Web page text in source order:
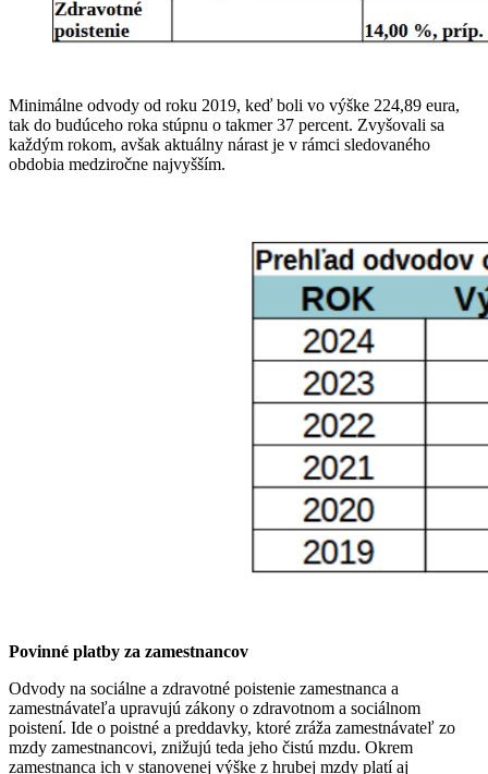
Minimálne odvody od roku 2019, keď boli vo výške 224,89 eura,
tak do budúceho roka stúpnu o takmer 37 percent. Zvyšovali sa
každým rokom, avšak aktuálny nárast je v rámci sledovaného
obdobia medziročne najvyšším.
Povinné platby za zamestnancov
Odvody na sociálne a zdravotné poistenie zamestnanca a
zamestnávateľa upravujú zákony o zdravotnom a sociálnom
poistení. Ide o poistné a preddavky, ktoré zráža zamestnávateľ zo
mzdy zamestnancovi, znižujú teda jeho čistú mzdu. Okrem
zamestnanca ich v stanovenej výške z hrubej mzdy platí aj